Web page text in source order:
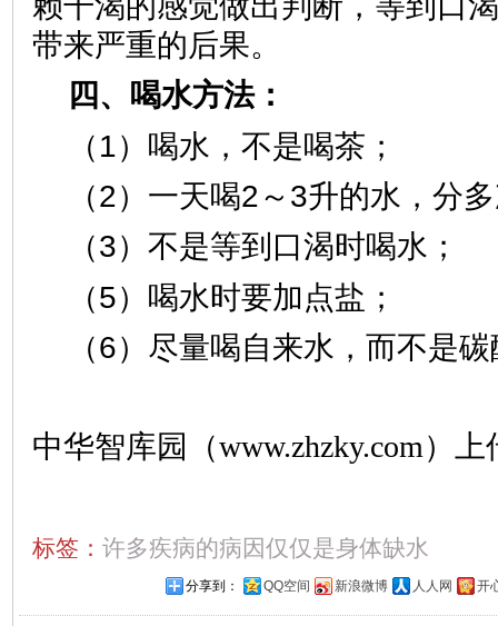
带来严重的后果。
四、喝水方法：
（1）喝水，不是喝茶；
（2）一天喝2～3升的水，分
（3）不是等到口渴时喝水；
（5）喝水时要加点盐；
（6）尽量喝自来水，而不是
中华智库园（www.zhzky.com）上
标签： 许多疾病的病因仅仅是身体缺水
分享到： QQ空间 新浪微博 人人网 开